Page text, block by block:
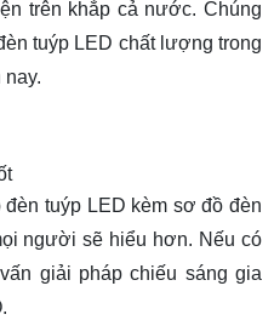
trên khắp cả nước. Chúng
tuýp LED chất lượng trong
nay.
đèn tuýp LED kèm sơ đồ đèn
người sẽ hiểu hơn. Nếu có
giải pháp chiếu sáng gia